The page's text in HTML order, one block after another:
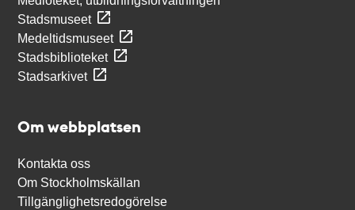
Stadsmuseet
Medeltidsmuseet
Stadsbiblioteket
Stadsarkivet
Om webbplatsen
Kontakta oss
Om Stockholmskällan
Tillgänglighetsredogörelse